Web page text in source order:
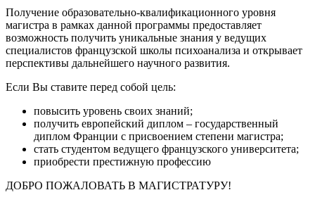
Получение образовательно-квалификационного уровня
магистра в рамках данной программы предоставляет
возможность получить уникальные знания у ведущих
специалистов французской школы психоанализа и открывает
перспективы дальнейшего научного развития.
Если Вы ставите перед собой цель:
повысить уровень своих знаний;
получить европейский диплом – государственный
диплом Франции с присвоением степени магистра;
стать студентом ведущего французского университета;
приобрести престижную профессию
ДОБРО ПОЖАЛОВАТЬ В МАГИСТРАТУРУ!